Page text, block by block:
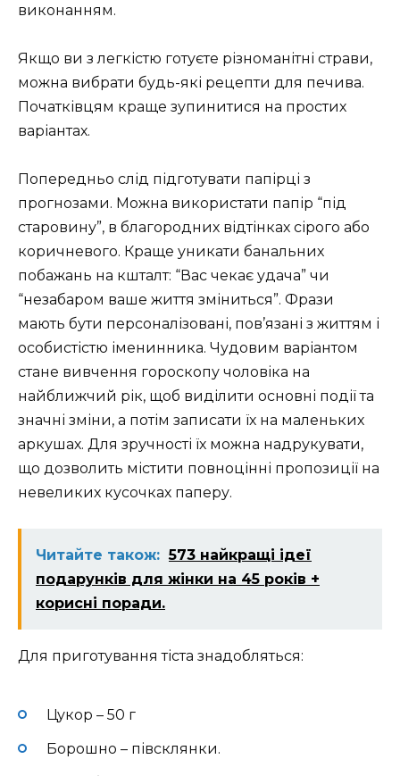
виконанням.
Якщо ви з легкістю готуєте різноманітні страви,
можна вибрати будь-які рецепти для печива.
Початківцям краще зупинитися на простих
варіантах.
Попередньо слід підготувати папірці з
прогнозами. Можна використати папір “під
старовину”, в благородних відтінках сірого або
коричневого. Краще уникати банальних
побажань на кшталт: “Вас чекає удача” чи
“незабаром ваше життя зміниться”. Фрази
мають бути персоналізовані, пов’язані з життям і
особистістю іменинника. Чудовим варіантом
стане вивчення гороскопу чоловіка на
найближчий рік, щоб виділити основні події та
значні зміни, а потім записати їх на маленьких
аркушах. Для зручності їх можна надрукувати,
що дозволить містити повноцінні пропозиції на
невеликих кусочках паперу.
Читайте також: 573 найкращі ідеї
подарунків для жінки на 45 років +
корисні поради.
Для приготування тіста знадобляться:
Цукор – 50 г
Борошно – півсклянки.